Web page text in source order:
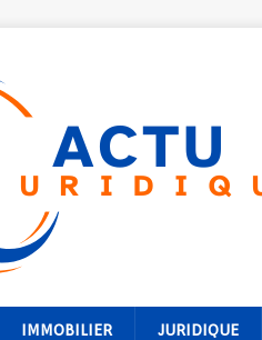
IMMOBILIER JURIDIQUE